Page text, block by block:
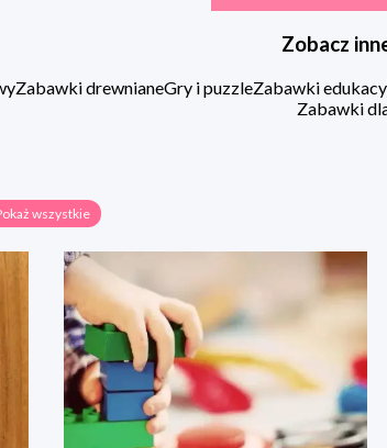
Zobacz
Zabawki drewnianeGry i puzzleZabawki
Zabawki
wszystkie